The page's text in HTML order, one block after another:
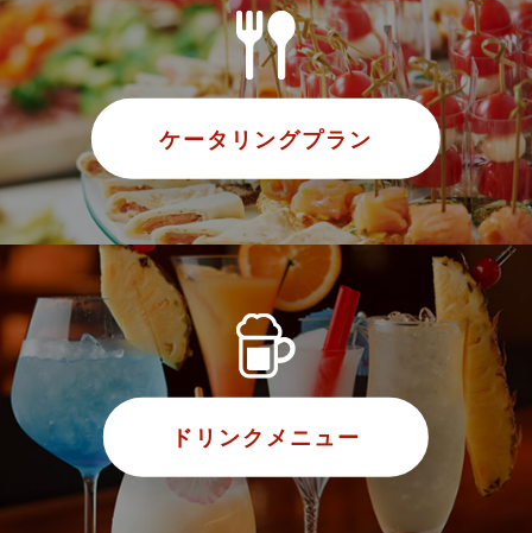
ケータリングプラン
ドリンクメニュー